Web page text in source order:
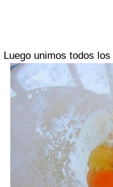
Luego unimos todos